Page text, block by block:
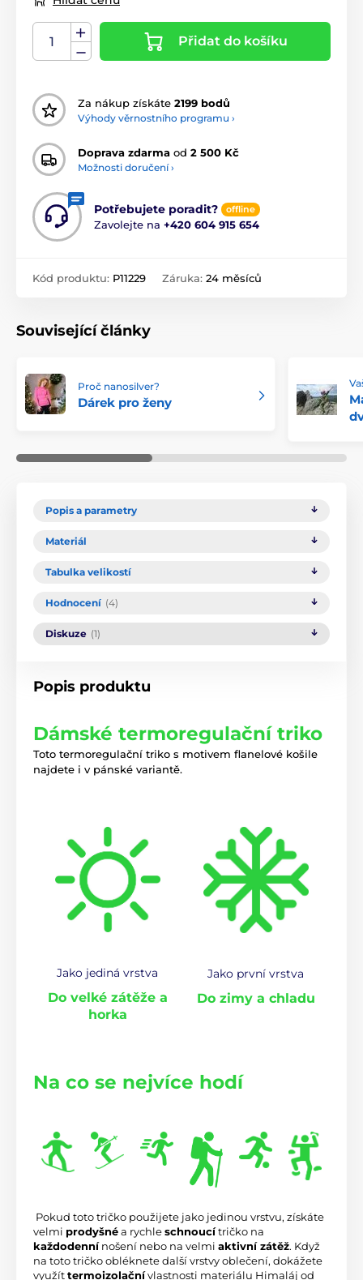
Přidat do košíku
Za nákup získáte 2199 bodů
Výhody věrnostního programu ›
Doprava zdarma od 2 500 Kč
Možnosti doručení ›
Potřebujete poradit? offline
Zavolejte na +420 604 915 654
Kód produktu: P11229 Záruka: 24 měsíců
Související články
Proč nanosilver?
Dárek pro ženy
Popis a parametry
Materiál
Tabulka velikostí
Hodnocení (4)
Diskuze (1)
Popis produktu
Dámské termoregulační triko
Toto termoregulační triko s motivem flanelové košile
najdete i v pánské variantě.
Jako jediná vrstva
Do velké zátěže a
horka
Jako první vrstva
Do zimy a chladu
Na co se nejvíce hodí
velmi prodyšné a rychle schnoucí
každodenní nošení nebo na velmi aktivní zátěž. Když
na toto tričko obléknete další vrstvy oblečení, dokážete
využít termoizolační vlastnosti materiálu Himaláj od